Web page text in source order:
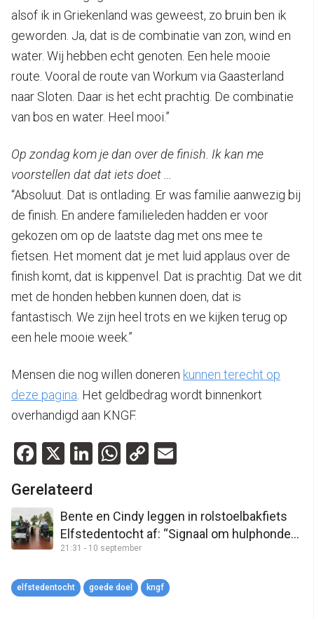
alsof ik in Griekenland was geweest, zo bruin ben ik
geworden. Ja, dat is de combinatie van zon, wind en
water. Wij hebben echt genoten. Een hele mooie
route. Vooral de route van Workum via Gaasterland
naar Sloten. Daar is het echt prachtig. De combinatie
van bos en water. Heel mooi.”
Op zondag kom je dan over de finish. Ik kan me
voorstellen dat dat iets doet …
“Absoluut. Dat is ontlading. Er was familie aanwezig bij
de finish. En andere familieleden hadden er voor
gekozen om op de laatste dag met ons mee te
fietsen. Het moment dat je met luid applaus over de
finish komt, dat is kippenvel. Dat is prachtig. Dat we dit
met de honden hebben kunnen doen, dat is
fantastisch. We zijn heel trots en we kijken terug op
een hele mooie week.”
Mensen die nog willen doneren kunnen terecht op
deze pagina . Het geldbedrag wordt binnenkort
overhandigd aan KNGF.
Facebook
X LinkedIn
WhatsApp
Copy
Gerelateerd
Bente en Cindy leggen in rolstoelbakfiets
Elfstedentocht af: “Signaal om hulphonden
toe te laten in openbare ruimtes”
21:31 - 10 september
elfstedentocht goede doel kngf